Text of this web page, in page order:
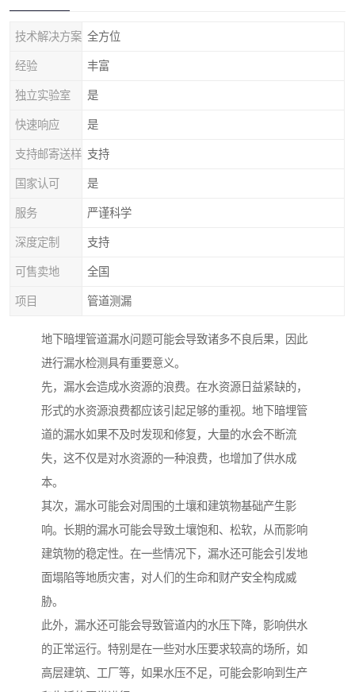
技术解决方案 全方位
经验 丰富
独立实验室 是
快速响应 是
支持邮寄送样 支持
国家认可 是
服务 严谨科学
深度定制 支持
可售卖地 全国
项目 管道测漏
地下暗埋管道漏水问题可能会导致诸多不良后果，因此
进行漏水检测具有重要意义。
先，漏水会造成水资源的浪费。在水资源日益紧缺的，
形式的水资源浪费都应该引起足够的重视。地下暗埋管
道的漏水如果不及时发现和修复，大量的水会不断流
失，这不仅是对水资源的一种浪费，也增加了供水成
本。
其次，漏水可能会对周围的土壤和建筑物基础产生影
响。长期的漏水可能会导致土壤饱和、松软，从而影响
建筑物的稳定性。在一些情况下，漏水还可能会引发地
面塌陷等地质灾害，对人们的生命和财产安全构成威
胁。
此外，漏水还可能会导致管道内的水压下降，影响供水
的正常运行。特别是在一些对水压要求较高的场所，如
高层建筑、工厂等，如果水压不足，可能会影响到生产